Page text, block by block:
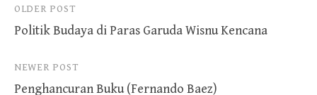
Post
navigation
OLDER POST
Politik Budaya di Paras Garuda Wisnu Kencana
NEWER POST
Penghancuran Buku (Fernando Baez)